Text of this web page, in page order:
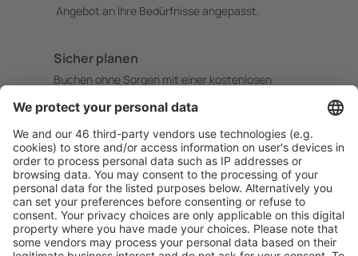
Angebot an Ihre Bedürfnisse angepasst.
Sicher planen
Buchen ohne Sorgen mit einer kostenlosen
Mehr sparen
Attraktive Preise und Spezialangebote für eingeloggte
Benutzer.
Unterkünfte, die Sie mögen
Wählen Sie aus über 1,3 Millionen Unterkünften: Hotels,
Hütten, Apartments und andere.